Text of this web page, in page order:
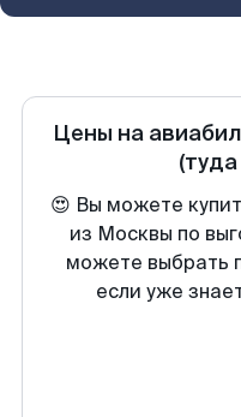
Цены на
😍 Вы можете
из Москвы по
можете выбрать
если уже